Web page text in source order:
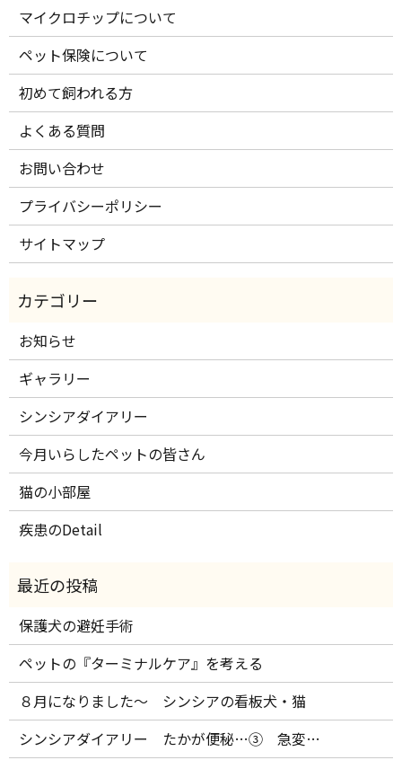
マイクロチップについて
ペット保険について
初めて飼われる方
よくある質問
お問い合わせ
プライバシーポリシー
サイトマップ
お知らせ
ギャラリー
シンシアダイアリー
今月いらしたペットの皆さん
猫の小部屋
疾患のDetail
保護犬の避妊手術
ペットの『ターミナルケア』を考える
８月になりました～ シンシアの看板犬・猫
シンシアダイアリー たかが便秘…③ 急変…